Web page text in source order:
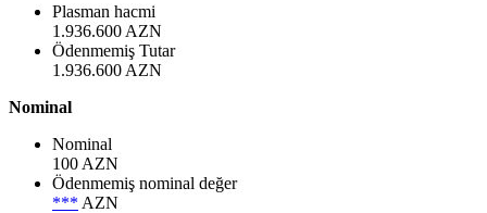
Plasman hacmi
1.936.600 AZN
Ödenmemiş Tutar
1.936.600 AZN
Nominal
Nominal
100 AZN
Ödenmemiş nominal değer
*** AZN